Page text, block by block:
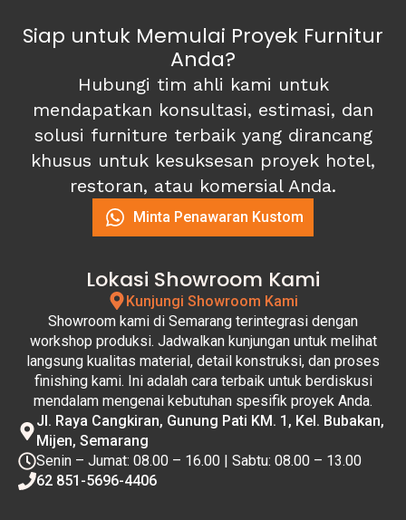
Siap untuk Memulai Proyek Furnitur
Anda?
Hubungi tim ahli kami untuk
mendapatkan konsultasi, estimasi, dan
solusi furniture terbaik yang dirancang
khusus untuk kesuksesan proyek hotel,
restoran, atau komersial Anda.
Minta Penawaran Kustom
Lokasi Showroom Kami
Kunjungi Showroom Kami
Showroom kami di Semarang terintegrasi dengan
workshop produksi. Jadwalkan kunjungan untuk melihat
langsung kualitas material, detail konstruksi, dan proses
finishing kami. Ini adalah cara terbaik untuk berdiskusi
mendalam mengenai kebutuhan spesifik proyek Anda.
Jl. Raya Cangkiran, Gunung Pati KM. 1, Kel. Bubakan,
Mijen, Semarang
Senin – Jumat: 08.00 – 16.00 | Sabtu: 08.00 – 13.00
62 851-5696-4406